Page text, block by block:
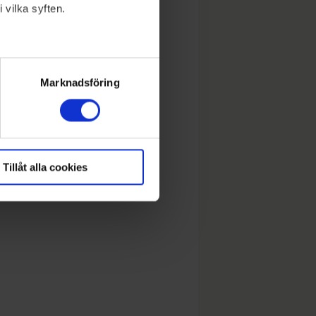
vilka syften.
meter
Marknadsföring
Tillåt alla cookies